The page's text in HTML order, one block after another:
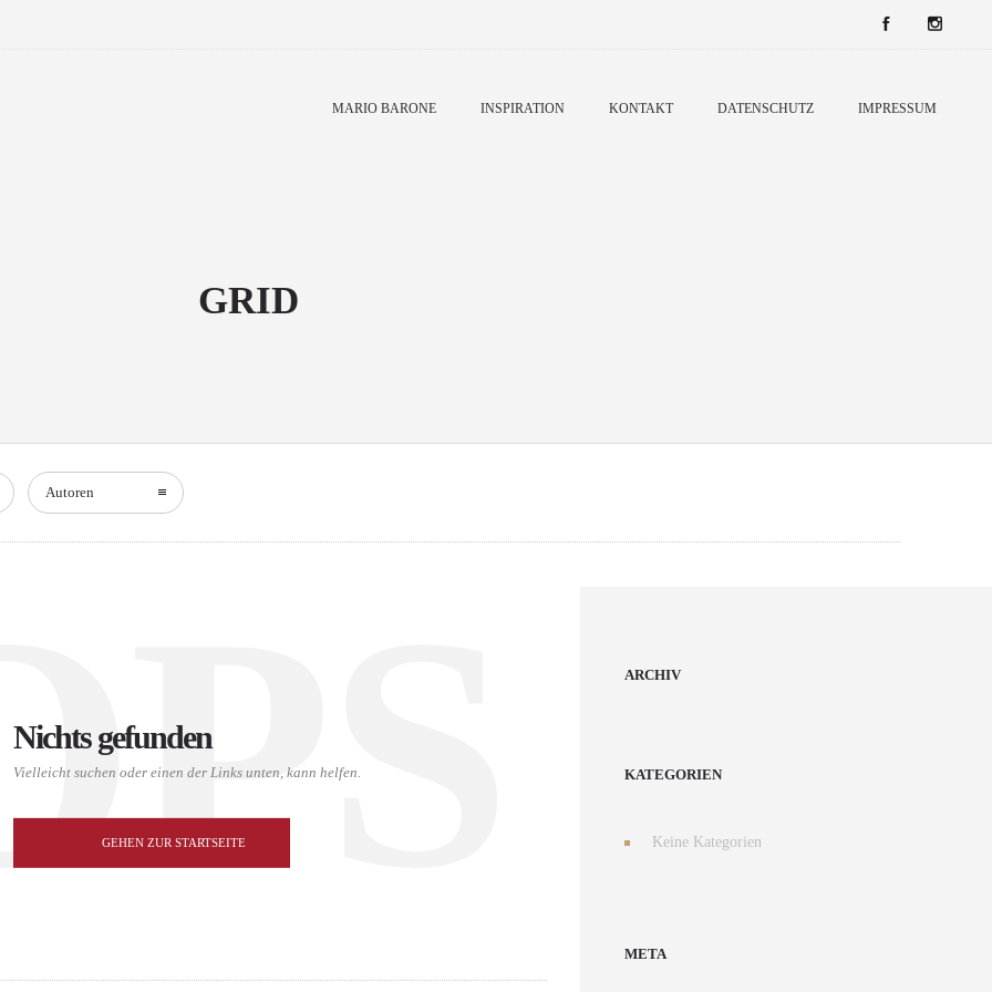
MARIO BARONE INSPIRATION KONTAKT DATENSCHUTZ IMPRESSUM
GRID
Autoren
Nichts gefunden
Vielleicht suchen oder einen der Links unten, kann helfen.
GEHEN ZUR STARTSEITE
ARCHIV
KATEGORIEN
Keine Kategorien
META